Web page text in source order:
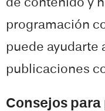
de contenido y
programación
puede ayudarte
publicaciones
Consejos